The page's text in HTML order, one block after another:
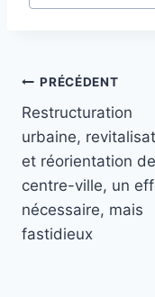
k
Navigation
de
l’article
PRÉCÉDENT
Restructuration
urbaine,
et réorientation
centre-ville, un
nécessaire, mais
fastidieux